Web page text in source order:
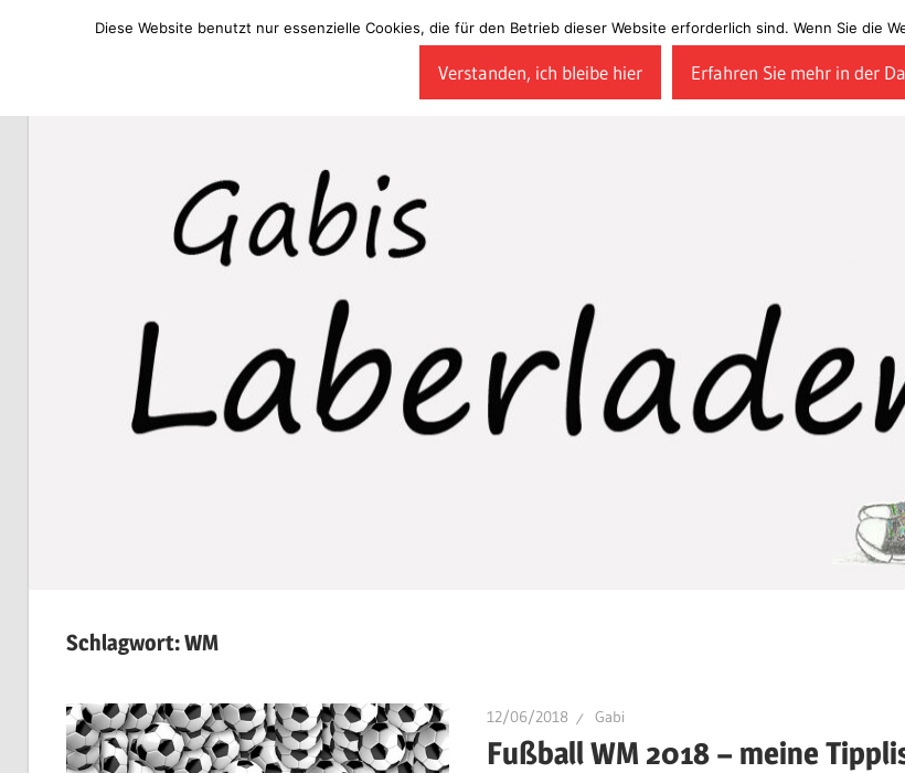
Schlagwort:WM
12/06/2018 Gabi
Fußball WM 2018 – meine
Diese Website benutzt nur essenzielle Cookies, die für den Betrieb dieser Website erforderlich sind. Wenn Sie die
Verstanden, ich bleibe hier Erfahren Sie mehr in der